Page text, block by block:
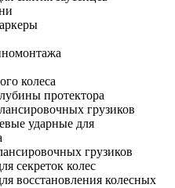
колеса
протектора
грузиков
ударные для
грузиков
секреток колес
восстановления колесных